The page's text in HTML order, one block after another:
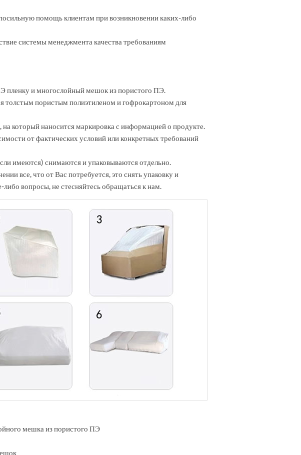
помощь клиентам при возникновении каких-либо
системы менеджмента качества требованиям
пленку и многослойный мешок из пористого ПЭ.
толстым пористым полиэтиленом и гофрокартоном для
который наносится маркировка с информацией о продукте.
от фактических условий или конкретных требований
имеются) снимаются и упаковываются отдельно.
все, что от Вас потребуется, это снять упаковку и
вопросы, не стесняйтесь обращаться к нам.
мешка из пористого ПЭ